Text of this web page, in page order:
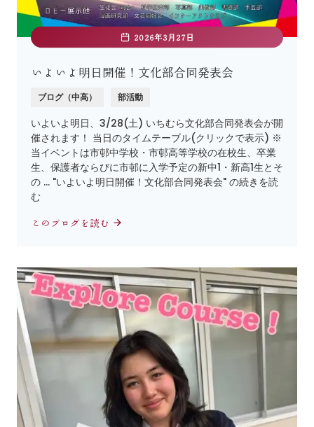
2026年3月27日
いよいよ明日開催！文化部合同発表会
ブログ（中高） 部活動
いよいよ明日、3/28(土) いちむら文化部合同発表会が開
催されます！ 当日のタイムテーブル(クリックで表示) ※
当イベントは市邨中学校・市邨高等学校の在校生、卒業
生、保護者ならびに市邨に入学予定の新中1・新高1生とそ
の … "いよいよ明日開催！文化部合同発表会" の続きを読
む
このブログを読む